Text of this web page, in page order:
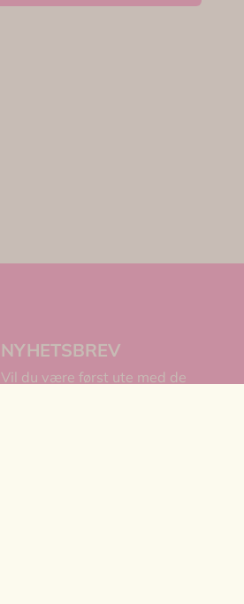
NYHETSBREV
Vil du være først ute med de